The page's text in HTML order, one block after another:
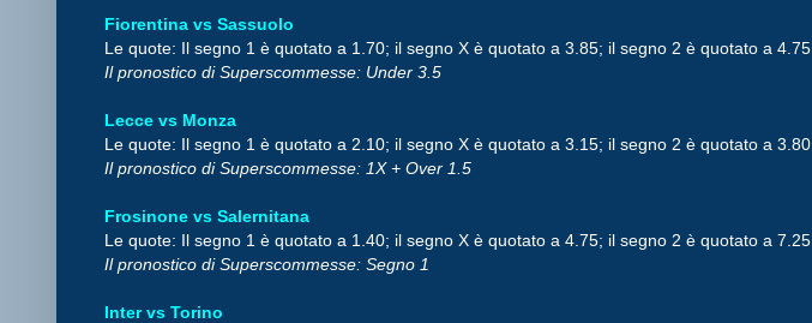
Fiorentina vs Sassuolo
Le quote: Il segno 1 è quotato a 1.70; il segno X è quotato a 3.85; il segno 2 è quotato a 4.75.
Il pronostico di Superscommesse: Under 3.5
Lecce vs Monza
Le quote: Il segno 1 è quotato a 2.10; il segno X è quotato a 3.15; il segno 2 è quotato a 3.80.
Il pronostico di Superscommesse: 1X + Over 1.5
Frosinone vs Salernitana
Le quote: Il segno 1 è quotato a 1.40; il segno X è quotato a 4.75; il segno 2 è quotato a 7.25.
Il pronostico di Superscommesse: Segno 1
Inter vs Torino